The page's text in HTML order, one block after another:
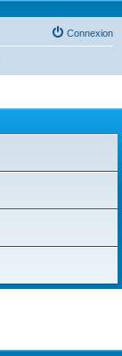
Connexion